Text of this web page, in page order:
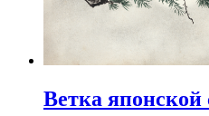
Ветка японской